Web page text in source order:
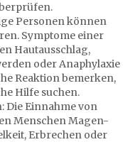
Personen können
Symptome einer
Hautausschlag,
oder Anaphylaxie
Reaktion bemerken,
Hilfe suchen.
Die Einnahme von
Menschen Magen-
Erbrechen oder